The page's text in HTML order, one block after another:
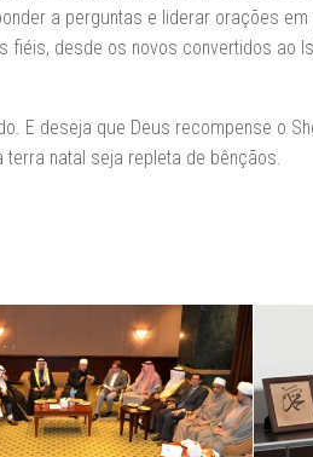
a perguntas e liderar orações
desde os novos convertidos ao
E deseja que Deus recompense o
natal seja repleta de bênçãos.